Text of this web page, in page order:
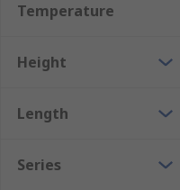
Temperature
Height
Length
Series